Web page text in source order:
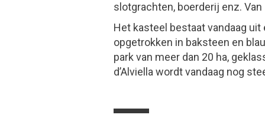
slotgrachten, boerderij enz.
Het kasteel bestaat vandaag
opgetrokken in baksteen en
park van meer dan 20 ha,
d’Alviella wordt vandaag nog